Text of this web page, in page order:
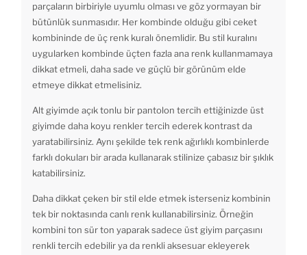
parçaların birbiriyle uyumlu olması ve göz yormayan bir
bütünlük sunmasıdır. Her kombinde olduğu gibi ceket
kombininde de üç renk kuralı önemlidir. Bu stil kuralını
uygularken kombinde üçten fazla ana renk kullanmamaya
dikkat etmeli, daha sade ve güçlü bir görünüm elde
etmeye dikkat etmelisiniz.
Alt giyimde açık tonlu bir pantolon tercih ettiğinizde üst
giyimde daha koyu renkler tercih ederek kontrast da
yaratabilirsiniz. Aynı şekilde tek renk ağırlıklı kombinlerde
farklı dokuları bir arada kullanarak stilinize çabasız bir şıklık
katabilirsiniz.
Daha dikkat çeken bir stil elde etmek isterseniz kombinin
tek bir noktasında canlı renk kullanabilirsiniz. Örneğin
kombini ton sür ton yaparak sadece üst giyim parçasını
renkli tercih edebilir ya da renkli aksesuar ekleyerek